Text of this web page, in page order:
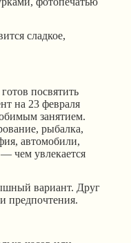
сладкое,
посвятить
на 23 февраля
занятием.
рыбалка,
автомобили,
чем увлекается
вариант. Друг
предпочтения.